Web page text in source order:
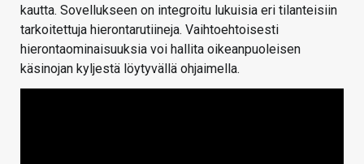
kautta. Sovellukseen on integroitu lukuisia eri tilanteisiin
tarkoitettuja hierontarutiineja. Vaihtoehtoisesti
hierontaominaisuuksia voi hallita oikeanpuoleisen
käsinojan kyljestä löytyvällä ohjaimella.